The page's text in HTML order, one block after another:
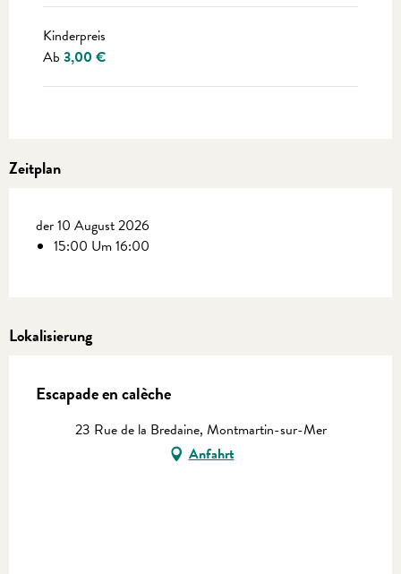
Kinderpreis
Ab 3,00 €
Zeitplan
der 10 August 2026
15:00 Um 16:00
Lokalisierung
Escapade en calèche
23 Rue de la Bredaine, Montmartin-sur-Mer
Anfahrt